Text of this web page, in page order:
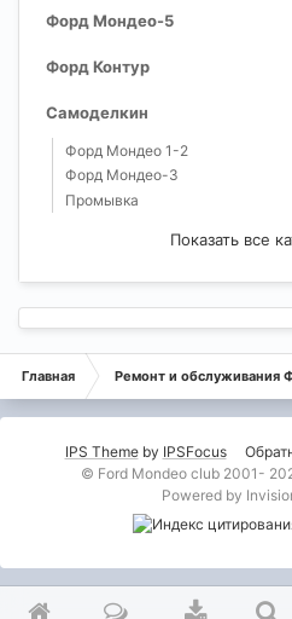
Форд Мондео-5
Форд Контур
Самоделкин
Форд Мондео 1-2
Форд Мондео-3
Промывка
Показать все
Главная Ремонт и обслуживания
IPS Themeby IPSFocus
© Ford Mondeo club 2001-
Powered by